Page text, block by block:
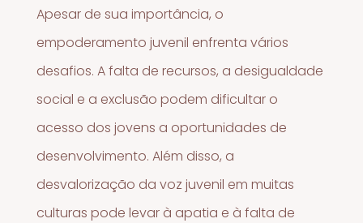
Apesar de sua importância, o
empoderamento juvenil enfrenta vários
desafios. A falta de recursos, a desigualdade
social e a exclusão podem dificultar o
acesso dos jovens a oportunidades de
desenvolvimento. Além disso, a
desvalorização da voz juvenil em muitas
culturas pode levar à apatia e à falta de